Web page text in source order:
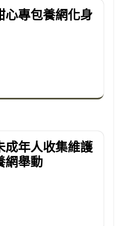
心專包養網化身
成年人收集維護
網舉動